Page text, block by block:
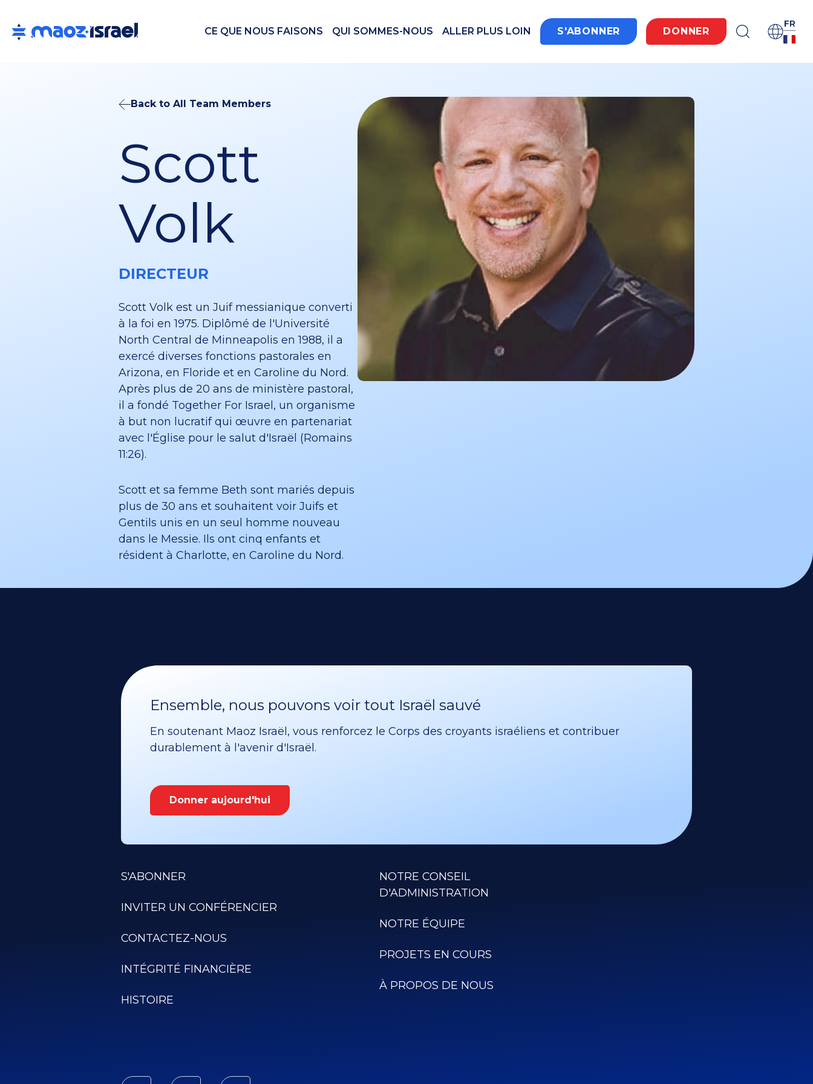
CE QUE NOUS FAISONS QUI SOMMES-NOUS ALLER PLUS LOIN S'ABONNER DONNER
FR
Back to All Team Members
Scott
Volk
DIRECTEUR
Scott Volk est un Juif messianique converti
à la foi en 1975. Diplômé de l'Université
North Central de Minneapolis en 1988, il a
exercé diverses fonctions pastorales en
Arizona, en Floride et en Caroline du Nord.
Après plus de 20 ans de ministère pastoral,
il a fondé Together For Israel, un organisme
à but non lucratif qui œuvre en partenariat
avec l'Église pour le salut d'Israël (Romains
11:26).
Scott et sa femme Beth sont mariés depuis
plus de 30 ans et souhaitent voir Juifs et
Gentils unis en un seul homme nouveau
dans le Messie. Ils ont cinq enfants et
résident à Charlotte, en Caroline du Nord.
Ensemble, nous pouvons voir tout Israël sauvé
En soutenant Maoz Israël, vous renforcez le Corps des croyants israéliens et contribuer
durablement à l'avenir d'Israël.
Donner aujourd'hui
S'ABONNER
INVITER UN CONFÉRENCIER
CONTACTEZ-NOUS
INTÉGRITÉ FINANCIÈRE
HISTOIRE
NOTRE CONSEIL
D'ADMINISTRATION
NOTRE ÉQUIPE
PROJETS EN COURS
À PROPOS DE NOUS